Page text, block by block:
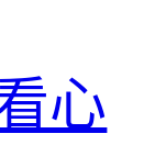
心